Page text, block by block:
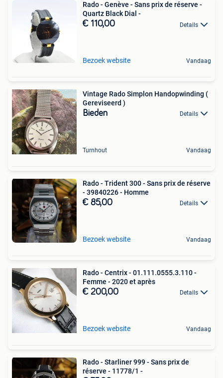
Rado - Genève - Sans prix de réserve -
Quartz Black Dial -
€ 110,00 Details
Bezoek website Vandaag
Vintage Rado Simplon Handopwinding (
Gereviseerd )
Bieden Details
Turnhout Vandaag
Rado - Trident 300 - Sans prix de réserve
- 39840226 - Homme
€ 85,00 Details
Bezoek website Vandaag
Rado - Centrix - 01.111.0555.3.110 -
Femme - 2020 et après
€ 200,00 Details
Bezoek website Vandaag
Rado - Starliner 999 - Sans prix de
réserve - 11778/1 -